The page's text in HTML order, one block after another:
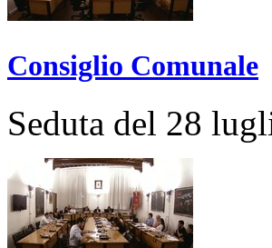
Consiglio Comunale
Seduta del 28